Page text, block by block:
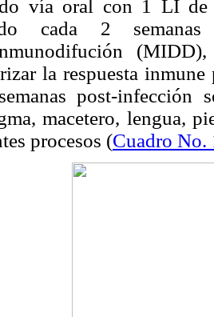
vía oral con 1 LI
cada 2
(MIDD),
la respuesta
post-infección
macetero, lengua,
procesos (Cuadro No.